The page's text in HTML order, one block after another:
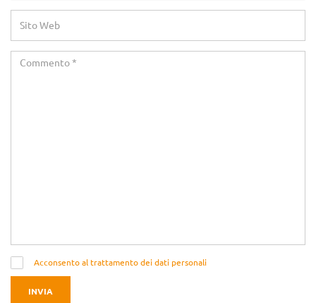
Acconsento al trattamento dei dati personali
INVIA